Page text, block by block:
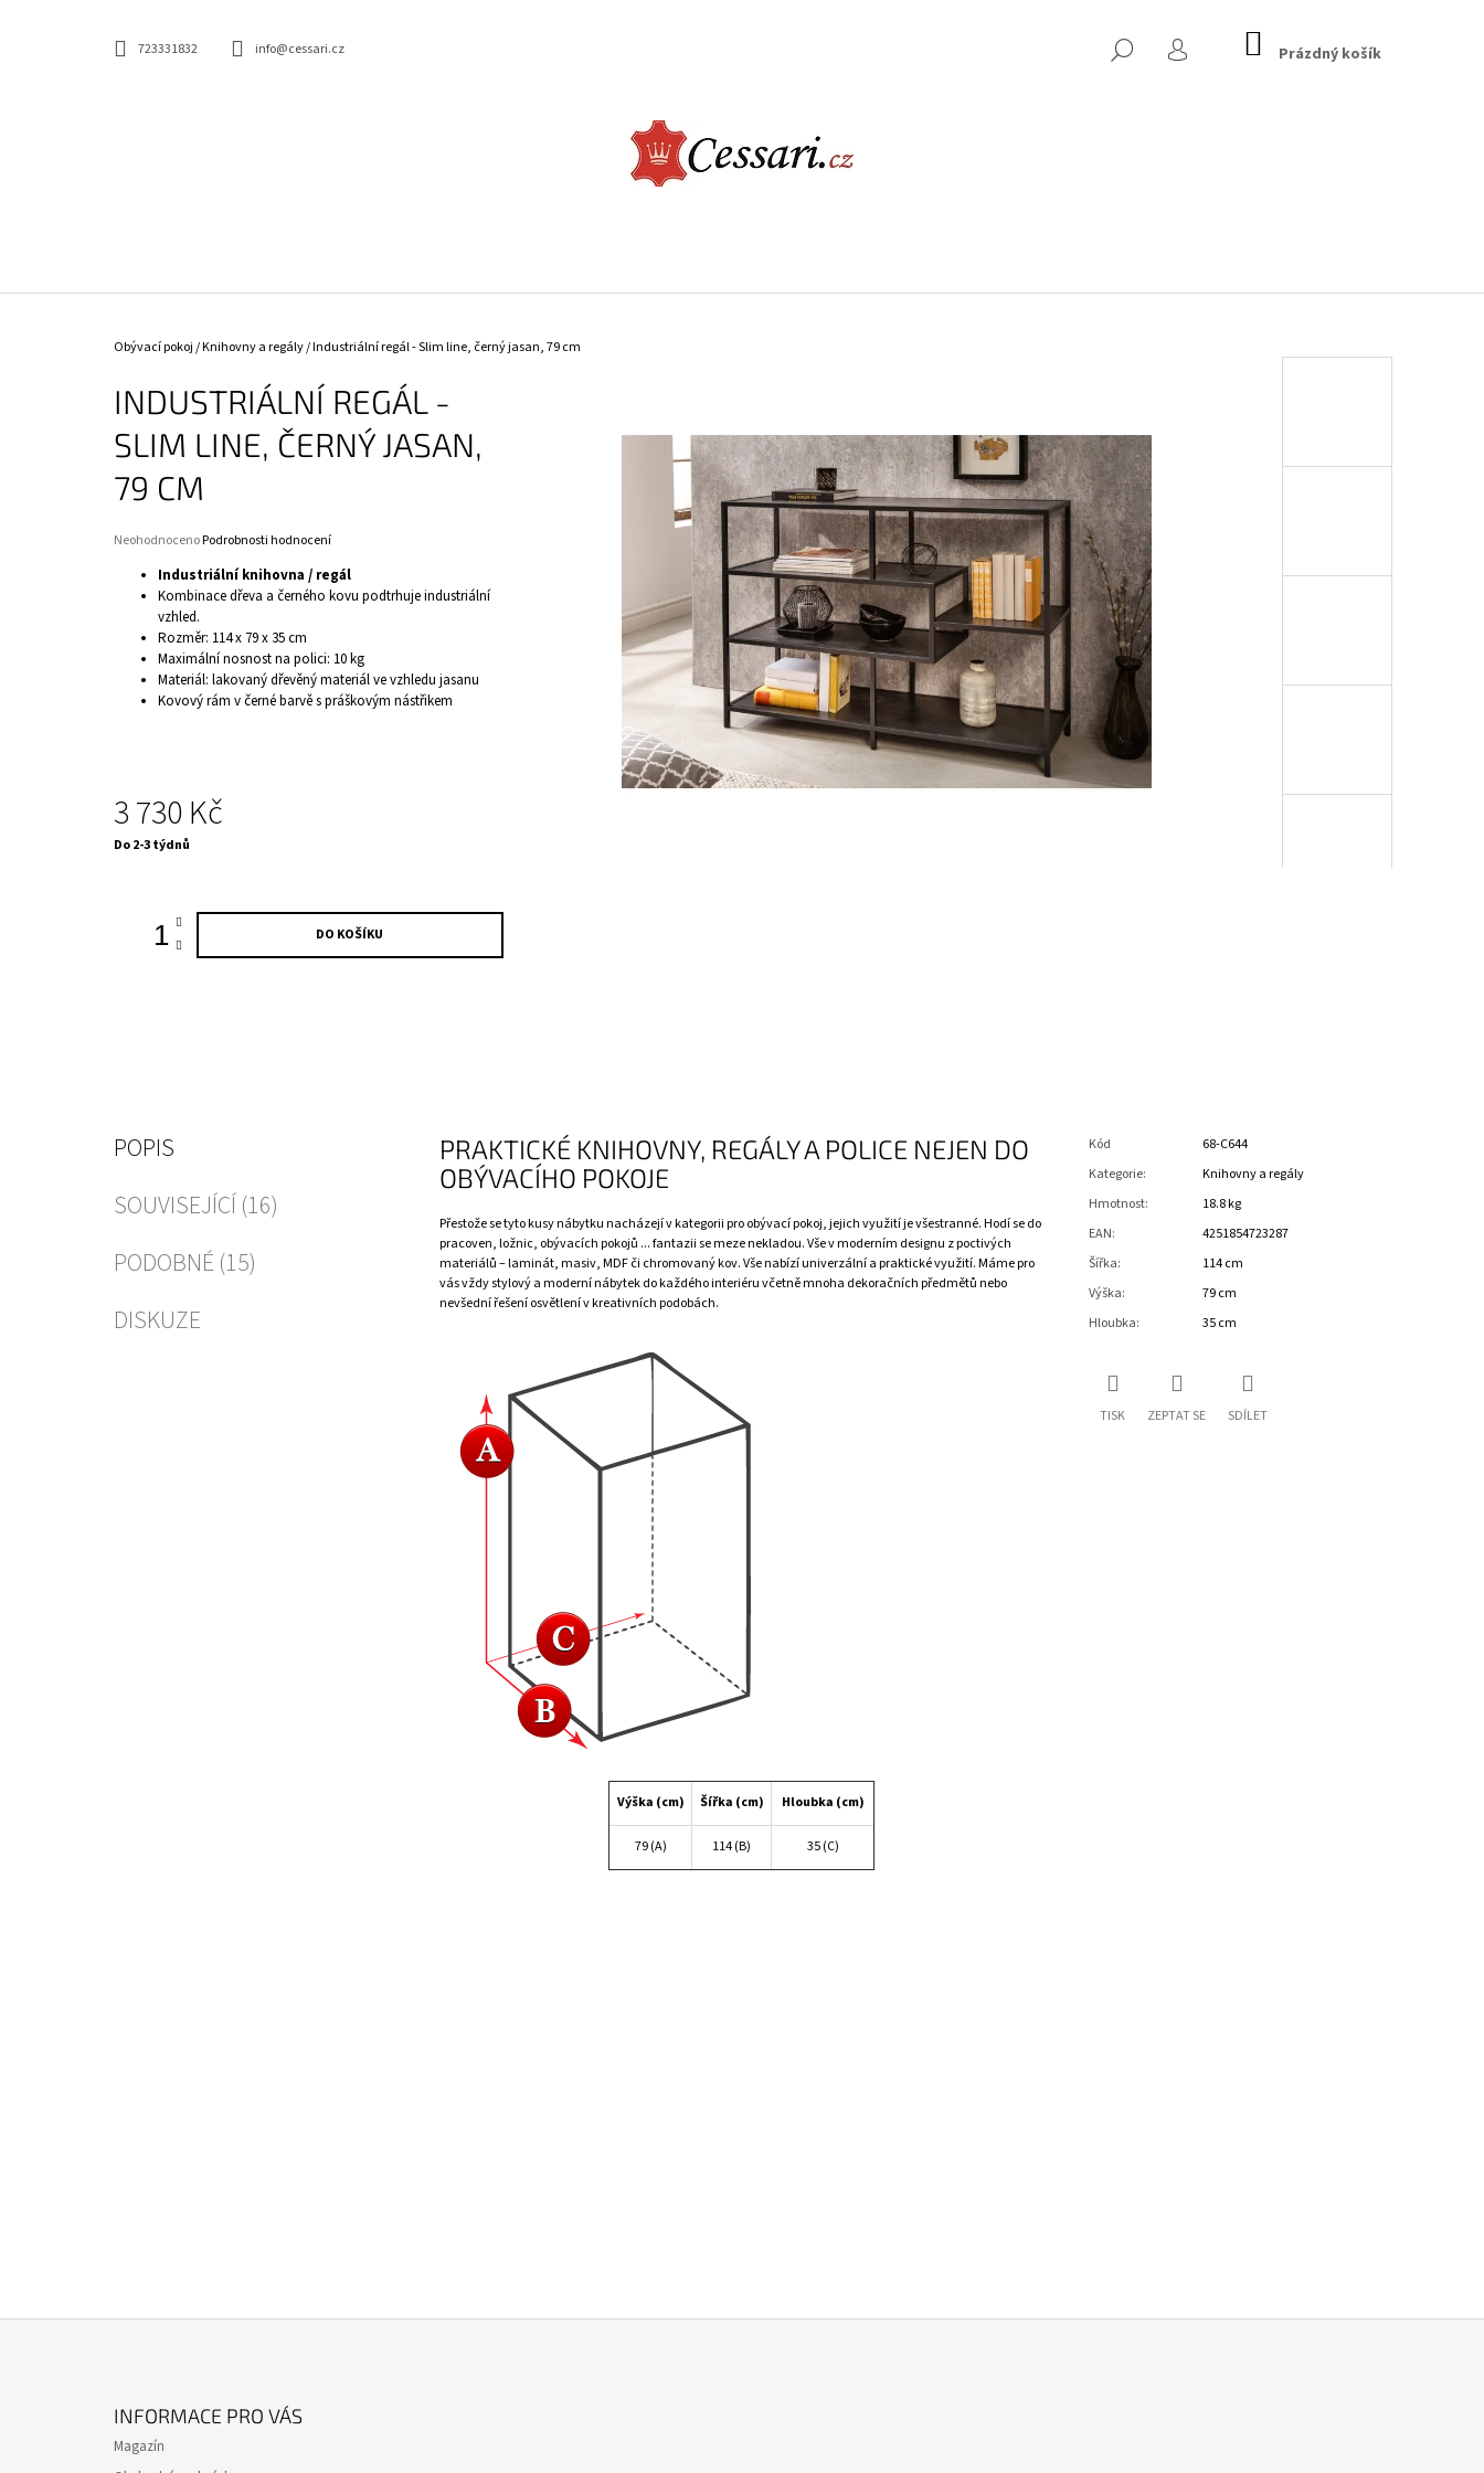
723331832 info@cessari.cz HLEDAT
PŘIHLÁŠENÍ
NÁKUPNÍ
KOŠÍK
Prázdný košík
Domů
Obývací pokoj/Knihovny a regály/Industriální regál - Slim line, černý jasan, 79 cm
INDUSTRIÁLNÍ REGÁL -
SLIM LINE, ČERNÝ JASAN,
79 CM
Průměrné
produktu
hvězdiček.
NeohodnocenoPodrobnosti hodnocení
Industriální knihovna / regál
Kombinace dřeva a černého kovu podtrhuje industriální
vzhled.
Rozměr: 114 x 79 x 35 cm
Maximální nosnost na polici: 10 kg
Materiál: lakovaný dřevěný materiál ve vzhledu jasanu
Kovový rám v černé barvě s práškovým nástřikem
3 730 Kč
Měrná
Do 2-3 týdnů
DO KOŠÍKU
POPIS
SOUVISEJÍCÍ (16)
PODOBNÉ (15)
DISKUZE
PRAKTICKÉ KNIHOVNY, REGÁLY A POLICE NEJEN DO
OBÝVACÍHO POKOJE
Přestože se tyto kusy nábytku nacházejí v kategorii pro obývací pokoj, jejich využití je všestranné. Hodí se do
pracoven, ložnic, obývacích pokojů ... fantazii se meze nekladou. Vše v moderním designu z poctivých
materiálů – laminát, masiv, MDF či chromovaný kov. Vše nabízí univerzální a praktické využití. Máme pro
vás vždy stylový a moderní nábytek do každého interiéru včetně mnoha dekoračních předmětůnebo
nevšední řešení osvětlenív kreativních podobách.
Výška (cm) Šířka (cm) Hloubka (cm)
79 (A) 114 (B) 35 (C)
Kód
68-C644
Kategorie:
Knihovny a regály
Hmotnost:
18.8 kg
EAN:
4251854723287
Šířka:
114 cm
Výška:
79 cm
Hloubka: 35 cm
TISK ZEPTAT SE SDÍLET
CO POTŘEBUJETE NAJÍT?
DOPORUČUJEME
ELEGANTNÍ JÍDELNÍ ŽIDLE - CASTLE, BÉŽOVÁ
LUXUSNÍ KŘESLO - CHESTERFIELD, TMAVĚ
INFORMACE PRO VÁS
Magazín